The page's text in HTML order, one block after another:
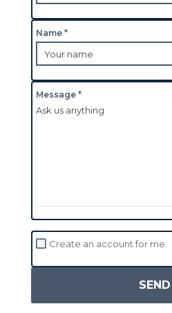
Name *
Message *
Create an account for me
SEND